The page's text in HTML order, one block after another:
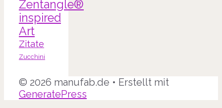
Zentangle®
inspired
Art
Zitate
Zucchini
© 2026 manufab.de • Erstellt mit
GeneratePress